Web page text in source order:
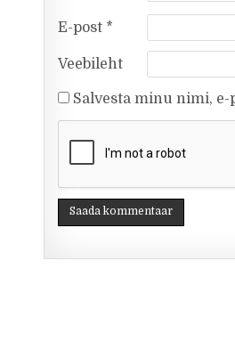
E-post *
Veebileht
Salvesta minu nimi, e-